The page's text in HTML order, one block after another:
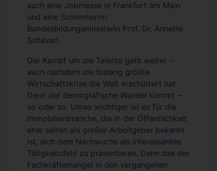
auch eine Jobmesse in Frankfurt am Main
und eine Schirmherrin:
Bundesbildungsministerin Prof. Dr. Annette
Schavan.
Der Kampf um die Talente geht weiter –
auch nachdem die bislang größte
Wirtschaftskrise die Welt erschüttert hat.
Denn der demografische Wandel kommt –
so oder so. Umso wichtiger ist es für die
Immobilienbranche, die in der Öffentlichkeit
eher selten als großer Arbeitgeber bekannt
ist, sich dem Nachwuchs als interessantes
Tätigkeitsfeld zu präsentieren. Denn das der
Fachkräftemangel in den vergangenen